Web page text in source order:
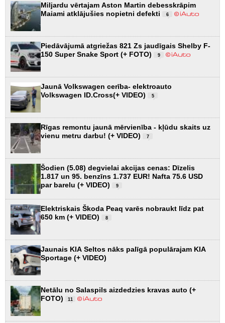
Miljardu vērtajam Aston Martin debesskrāpim
Maiami atklājušies nopietni defekti
6
Piedāvājumā atgriežas 821 Zs jaudīgais Shelby F-
150 Super Snake Sport (+ FOTO)
9
Jaunā Volkswagen cerība- elektroauto
Volkswagen ID.Cross(+ VIDEO)
5
Rīgas remontu jaunā mērvienība - kļūdu skaits uz
vienu metru darbu! (+ VIDEO)
7
Šodien (5.08) degvielai akcijas cenas: Dīzelis
1.817 un 95. benzīns 1.737 EUR! Nafta 75.6 USD
par barelu (+ VIDEO)
9
Elektriskais Škoda Peaq varēs nobraukt līdz pat
650 km (+ VIDEO)
8
Jaunais KIA Seltos nāks palīgā populārajam KIA
Sportage (+ VIDEO)
Netālu no Salaspils aizdedzies kravas auto (+
FOTO)
11